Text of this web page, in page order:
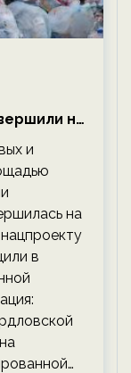
на
срока —
и
на
в